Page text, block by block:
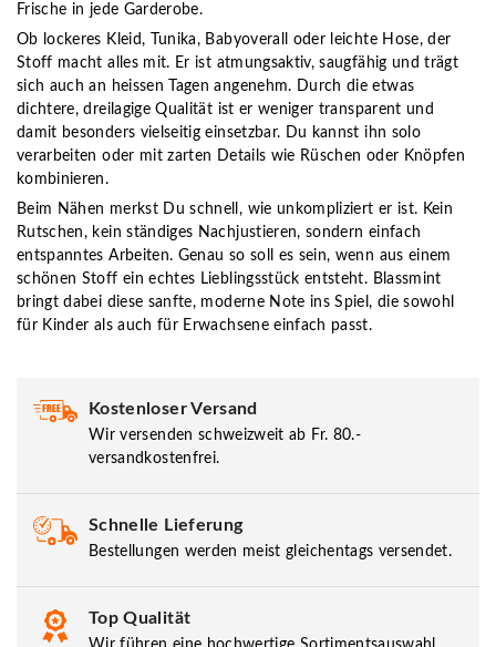
Frische in jede Garderobe.
Ob lockeres Kleid, Tunika, Babyoverall oder leichte Hose, der
Stoff macht alles mit. Er ist atmungsaktiv, saugfähig und trägt
sich auch an heissen Tagen angenehm. Durch die etwas
dichtere, dreilagige Qualität ist er weniger transparent und
damit besonders vielseitig einsetzbar. Du kannst ihn solo
verarbeiten oder mit zarten Details wie Rüschen oder Knöpfen
kombinieren.
Beim Nähen merkst Du schnell, wie unkompliziert er ist. Kein
Rutschen, kein ständiges Nachjustieren, sondern einfach
entspanntes Arbeiten. Genau so soll es sein, wenn aus einem
schönen Stoff ein echtes Lieblingsstück entsteht. Blassmint
bringt dabei diese sanfte, moderne Note ins Spiel, die sowohl
für Kinder als auch für Erwachsene einfach passt.
Kostenloser Versand
Wir versenden schweizweit ab Fr. 80.-
versandkostenfrei.
Schnelle Lieferung
Bestellungen werden meist gleichentags versendet.
Top Qualität